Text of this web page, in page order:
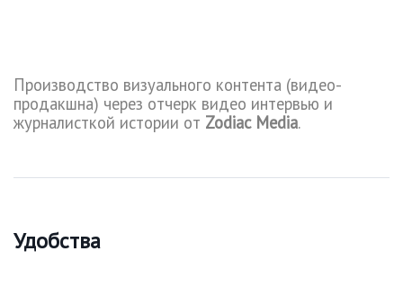
Производство визуального контента (видео-
продакшна) через отчерк видео интервью и
журналисткой истории от Zodiac Media.
Удобства